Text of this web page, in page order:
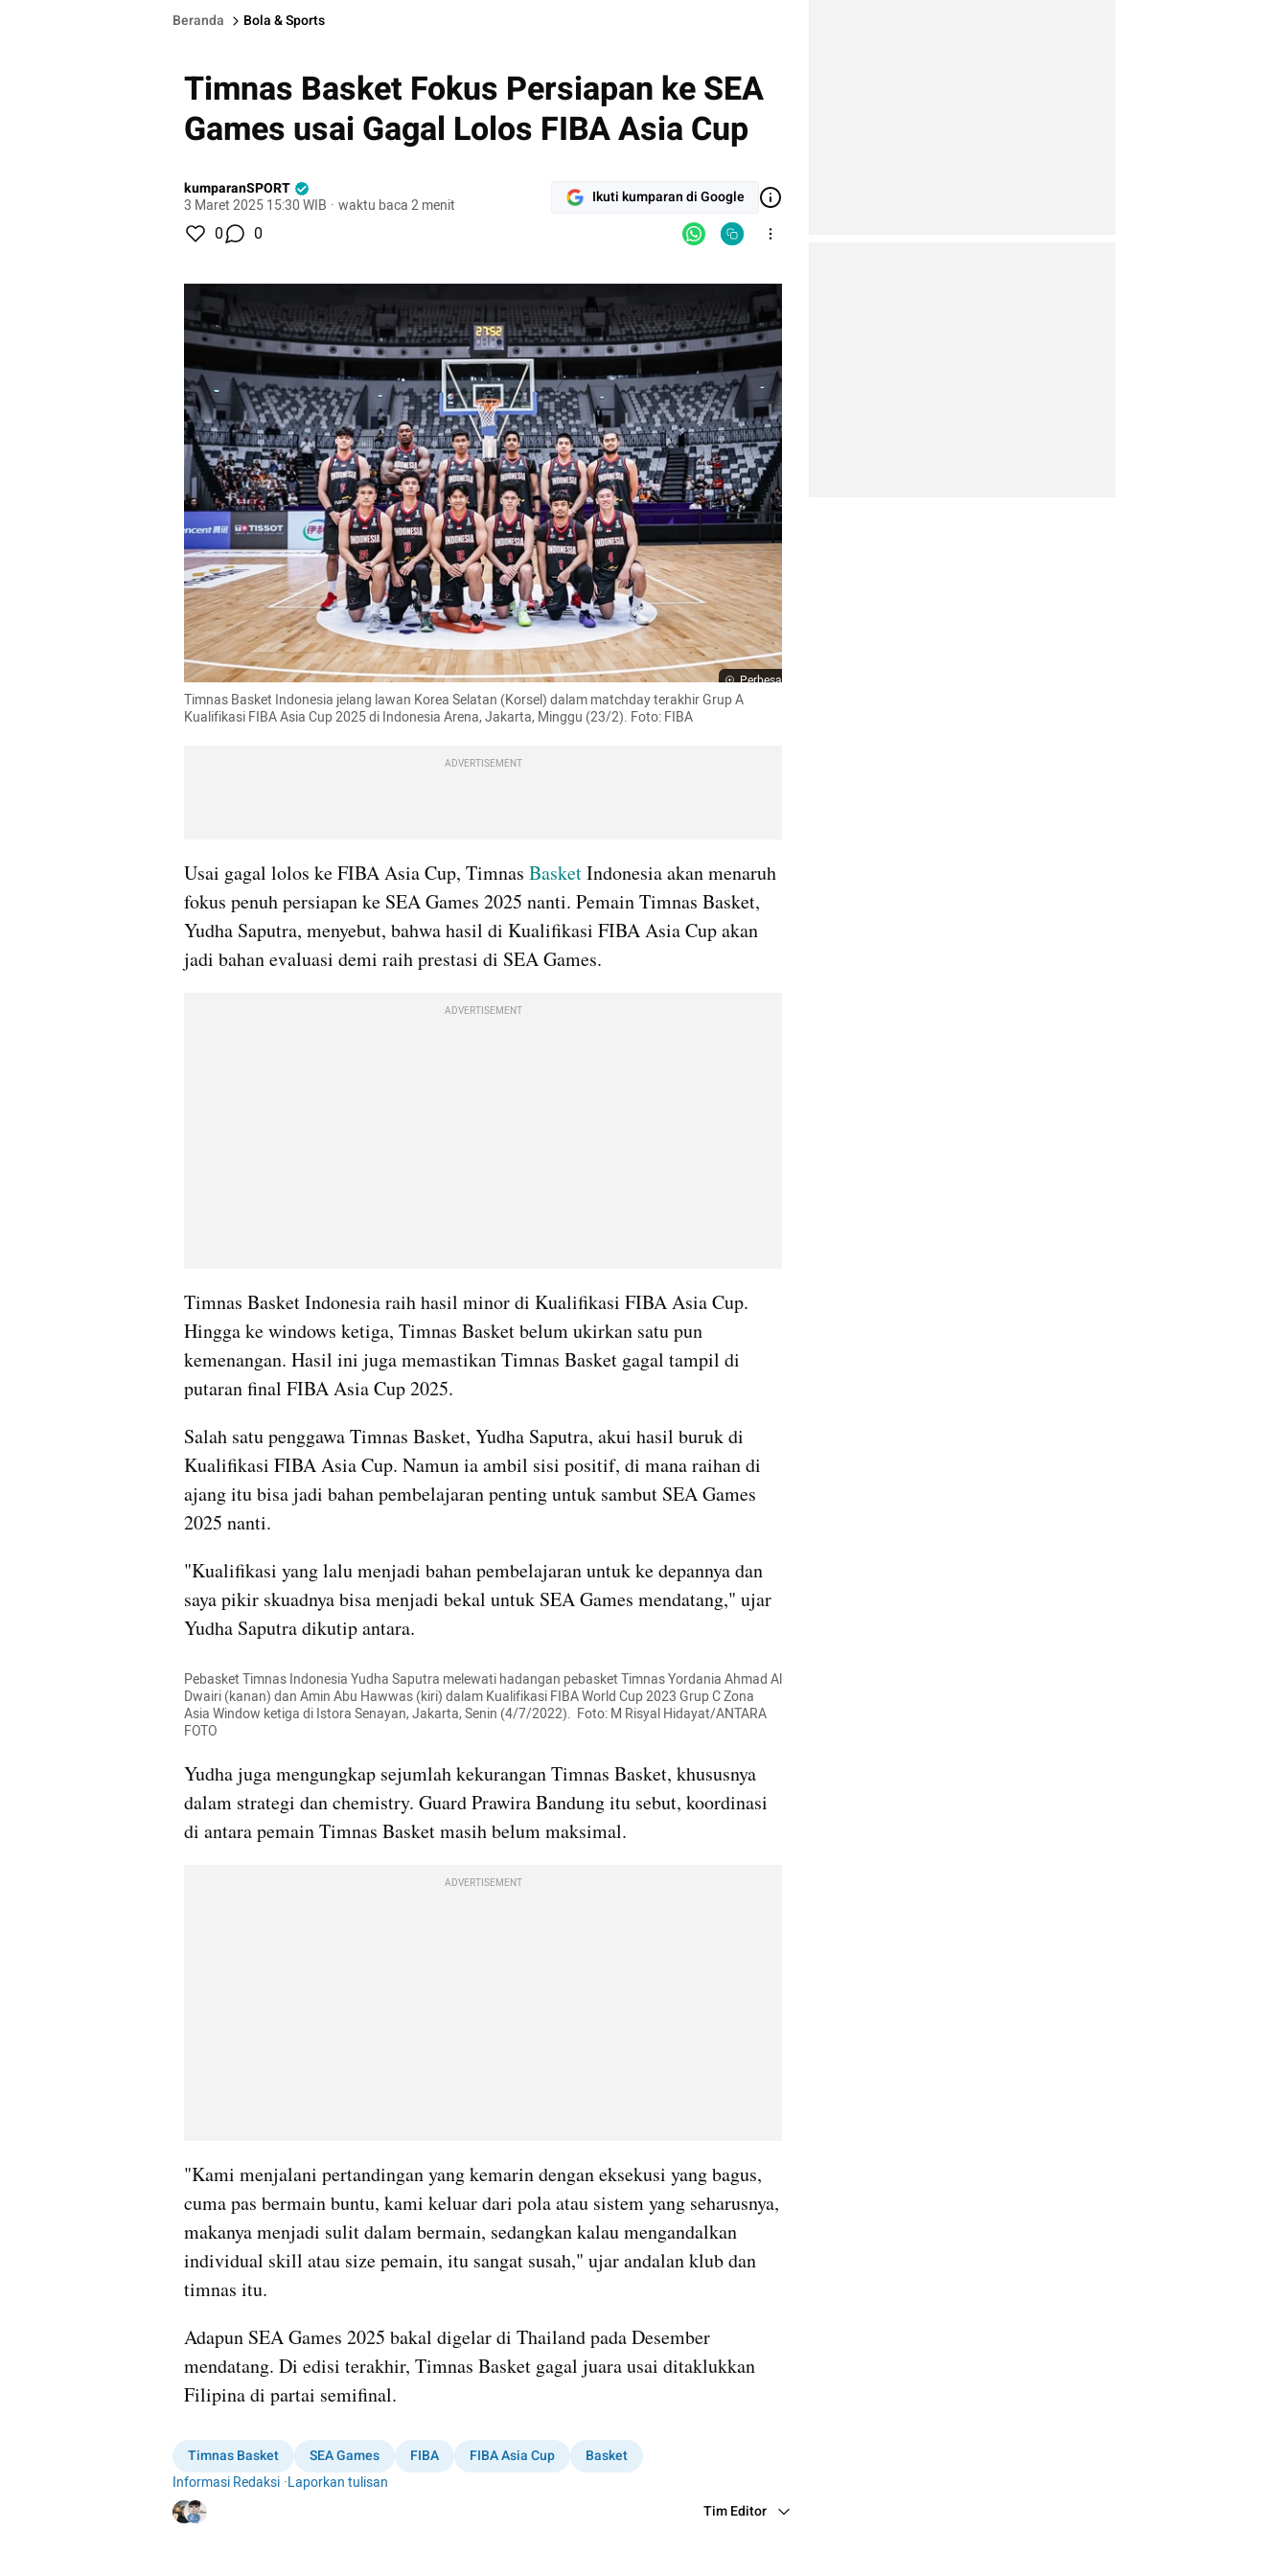
Beranda Bola & Sports
Timnas Basket Fokus Persiapan ke SEA
Games usai Gagal Lolos FIBA Asia Cup
kumparanSPORT
3 Maret 2025 15:30 WIB · waktu baca 2 menit Ikuti kumparan di Google
0 0
Perbesar
Timnas Basket Indonesia jelang lawan Korea Selatan (Korsel) dalam matchday terakhir Grup A
Kualifikasi FIBA Asia Cup 2025 di Indonesia Arena, Jakarta, Minggu (23/2). Foto: FIBA
ADVERTISEMENT
Usai gagal lolos ke FIBA Asia Cup, Timnas Basket Indonesia akan menaruh
fokus penuh persiapan ke SEA Games 2025 nanti. Pemain Timnas Basket,
Yudha Saputra, menyebut, bahwa hasil di Kualifikasi FIBA Asia Cup akan
jadi bahan evaluasi demi raih prestasi di SEA Games.
ADVERTISEMENT
Timnas Basket Indonesia raih hasil minor di Kualifikasi FIBA Asia Cup.
Hingga ke windows ketiga, Timnas Basket belum ukirkan satu pun
kemenangan. Hasil ini juga memastikan Timnas Basket gagal tampil di
putaran final FIBA Asia Cup 2025.
Salah satu penggawa Timnas Basket, Yudha Saputra, akui hasil buruk di
Kualifikasi FIBA Asia Cup. Namun ia ambil sisi positif, di mana raihan di
ajang itu bisa jadi bahan pembelajaran penting untuk sambut SEA Games
2025 nanti.
"Kualifikasi yang lalu menjadi bahan pembelajaran untuk ke depannya dan
saya pikir skuadnya bisa menjadi bekal untuk SEA Games mendatang," ujar
Yudha Saputra dikutip antara.
Pebasket Timnas Indonesia Yudha Saputra melewati hadangan pebasket Timnas Yordania Ahmad Al
Dwairi (kanan) dan Amin Abu Hawwas (kiri) dalam Kualifikasi FIBA World Cup 2023 Grup C Zona
Asia Window ketiga di Istora Senayan, Jakarta, Senin (4/7/2022).  Foto: M Risyal Hidayat/ANTARA
FOTO
Yudha juga mengungkap sejumlah kekurangan Timnas Basket, khususnya
dalam strategi dan chemistry. Guard Prawira Bandung itu sebut, koordinasi
di antara pemain Timnas Basket masih belum maksimal.
ADVERTISEMENT
"Kami menjalani pertandingan yang kemarin dengan eksekusi yang bagus,
cuma pas bermain buntu, kami keluar dari pola atau sistem yang seharusnya,
makanya menjadi sulit dalam bermain, sedangkan kalau mengandalkan
individual skill atau size pemain, itu sangat susah," ujar andalan klub dan
timnas itu.
Adapun SEA Games 2025 bakal digelar di Thailand pada Desember
mendatang. Di edisi terakhir, Timnas Basket gagal juara usai ditaklukkan
Filipina di partai semifinal.
Timnas Basket SEA Games FIBA FIBA Asia Cup
Basket
Informasi Redaksi ·Laporkan tulisan
Tim Editor